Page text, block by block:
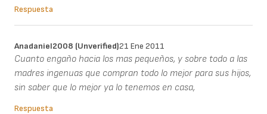
Respuesta
Anadaniel2008 (unverified)21 Ene 2011
Cuanto engaño hacia los mas pequeños, y sobre todo a las
madres ingenuas que compran todo lo mejor para sus hijos,
sin saber que lo mejor ya lo tenemos en casa,
Respuesta